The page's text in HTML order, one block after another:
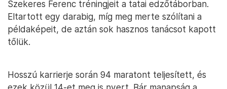
Szekeres Ferenc tréningjeit a tatai edzőtáborban.
Eltartott egy darabig, míg meg merte szólítani a
példaképeit, de aztán sok hasznos tanácsot kapott
tőlük.
Hosszú karrierje során 94 maratont teljesített, és